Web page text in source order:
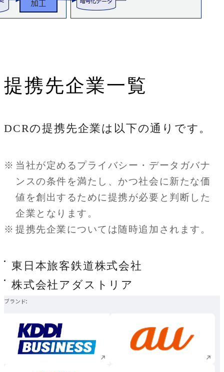
提携先企業一覧
DCRの提携先企業は以下の通りです。
※ 当社が定めるプライバシー・データガバナ
ンスの条件を満たし、かつ社会に新たな価
値を創出するために提携が必要と判断した
企業となります。
※ 提携先企業については随時追加されます。
東日本旅客鉄道株式会社
株式会社アダストリア
ブランド
新規ウィンドウで開く 新規ウィンドウで